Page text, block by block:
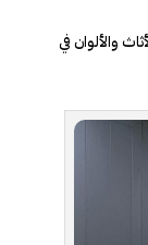
والألوان في